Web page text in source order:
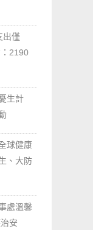
出僅
2190
生計
球健康
、大防
處溫馨
安